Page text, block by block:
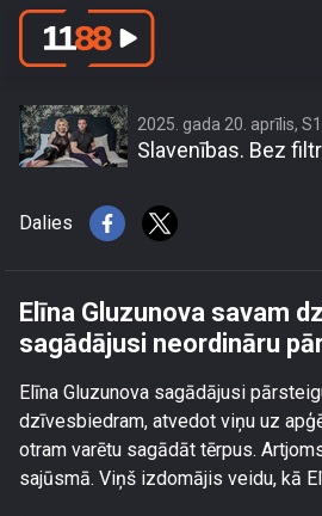
2025. gada 20. aprīlis,
Slavenības. Bez
Dalies
Elīna Gluzunova savam
sagādājusi neordināru
Elīna Gluzunova sagādājusi
dzīvesbiedram, atvedot viņu uz
otram varētu sagādāt tērpus.
sajūsmā. Viņš izdomājis veidu, kā